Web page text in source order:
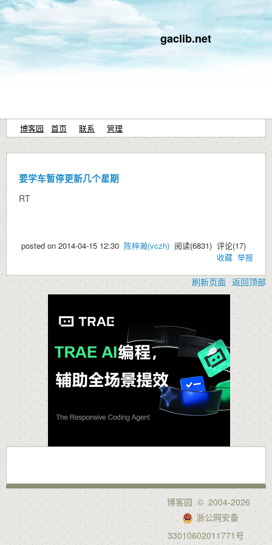
gaclib.net
博客园 首页 联系 管理
要学车暂停更新几个星期
RT
posted on 2014-04-15 12:30 陈梓瀚(vczh) 阅读(6831) 评论(17)
收藏 举报
刷新页面 返回顶部
博客园© 2004-2026
浙公网安备
33010602011771号